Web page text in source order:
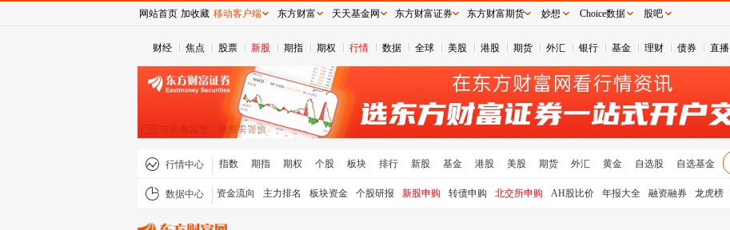
财经 焦点 股票 新股 期指 期权 行情 数据 全球 美股 港股 期货 外汇 银行 基金 理财 债券 直播
行情中心 指数 期指 期权 个股 板块 排行 新股 基金 港股 美股 期货 外汇 黄金 自选股 自选基金
数据中心 资金流向 主力排名 板块资金 个股研报 新股申购 转债申购 北交所申购 AH股比价 年报大全 融资融券 龙虎榜
网站首页 加收藏 移动客户端 东方财富 天天基金网 东方财富证券 东方财富期货 妙想 Choice数据 股吧